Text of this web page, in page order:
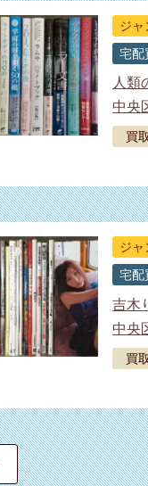
ジャ
宅配
人類
中央
買
ジャ
宅配
吉木
中央
買